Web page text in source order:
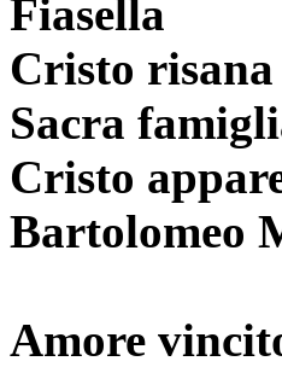
Fiasella
Cristo
Sacra
Cristo
Bartolomeo
Amore